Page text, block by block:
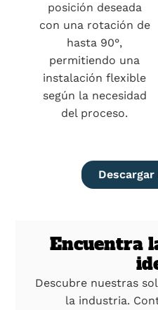
posición deseada
con una rotación de
hasta 90°,
permitiendo una
instalación flexible
según la necesidad
del proceso.
Encuentra
Descubre nuestras
la industria.